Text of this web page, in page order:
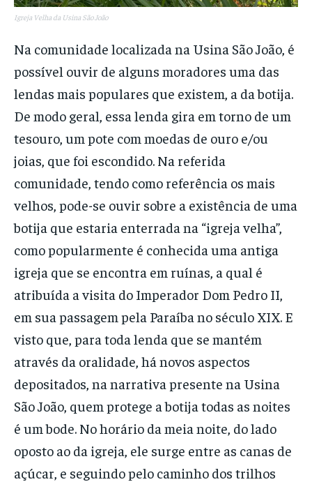
Igreja Velha da Usina São João
Na comunidade localizada na Usina São João, é
possível ouvir de alguns moradores uma das
lendas mais populares que existem, a da botija.
De modo geral, essa lenda gira em torno de um
tesouro, um pote com moedas de ouro e/ou
joias, que foi escondido. Na referida
comunidade, tendo como referência os mais
velhos, pode-se ouvir sobre a existência de uma
botija que estaria enterrada na “igreja velha”,
como popularmente é conhecida uma antiga
igreja que se encontra em ruínas, a qual é
atribuída a visita do Imperador Dom Pedro II,
em sua passagem pela Paraíba no século XIX. E
visto que, para toda lenda que se mantém
através da oralidade, há novos aspectos
depositados, na narrativa presente na Usina
São João, quem protege a botija todas as noites
é um bode. No horário da meia noite, do lado
oposto ao da igreja, ele surge entre as canas de
açúcar, e seguindo pelo caminho dos trilhos